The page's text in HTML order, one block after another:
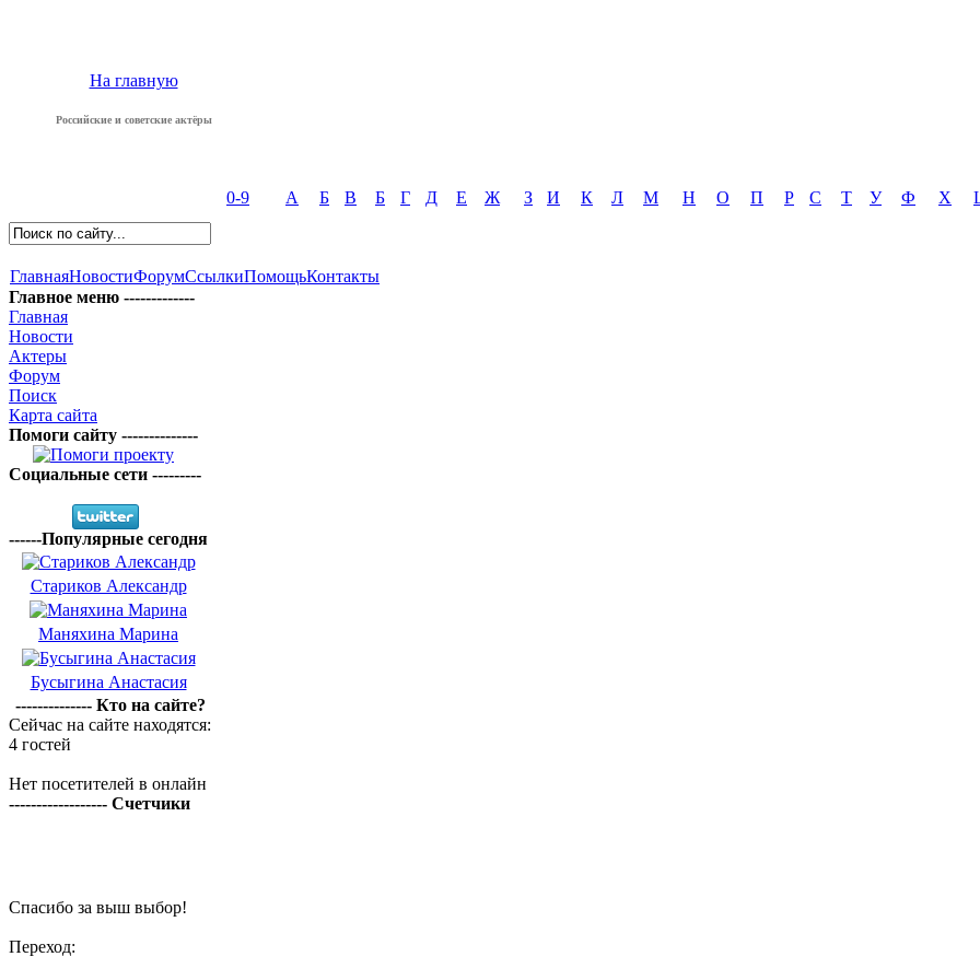
На главную
Российские и советские актёры
0-9 А Б В Б Г Д Е Ж З И К Л М Н О П Р С Т У Ф Х
ГлавнаяНовостиФорумСсылкиПомощьКонтакты
Главное меню -------------
Главная
Новости
Актеры
Форум
Поиск
Карта сайта
Помоги сайту --------------
Социальные сети ---------
------Популярные сегодня
Стариков Александр
Маняхина Марина
Бусыгина Анастасия
-------------- Кто на сайте?
Сейчас на сайте находятся:
4 гостей
Нет посетителей в онлайн
------------------ Счетчики
Спасибо за выш выбор!
Переход: